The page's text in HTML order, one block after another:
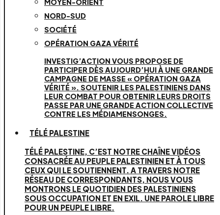
MOYEN-ORIENT
NORD-SUD
SOCIÉTÉ
OPÉRATION GAZA VÉRITÉ
INVESTIG’ACTION VOUS PROPOSE DE
PARTICIPER DÈS AUJOURD’HUI À UNE GRANDE
CAMPAGNE DE MASSE « OPÉRATION GAZA
VÉRITÉ ». SOUTENIR LES PALESTINIENS DANS
LEUR COMBAT POUR OBTENIR LEURS DROITS
PASSE PAR UNE GRANDE ACTION COLLECTIVE
CONTRE LES MÉDIAMENSONGES.
TÉLÉ PALESTINE
TÉLÉ PALESTINE, C’EST NOTRE CHAÎNE VIDÉOS
CONSACRÉE AU PEUPLE PALESTINIEN ET À TOUS
CEUX QUI LE SOUTIENNENT. A TRAVERS NOTRE
RÉSEAU DE CORRESPONDANTS, NOUS VOUS
MONTRONS LE QUOTIDIEN DES PALESTINIENS
SOUS OCCUPATION ET EN EXIL. UNE PAROLE LIBRE
POUR UN PEUPLE LIBRE.